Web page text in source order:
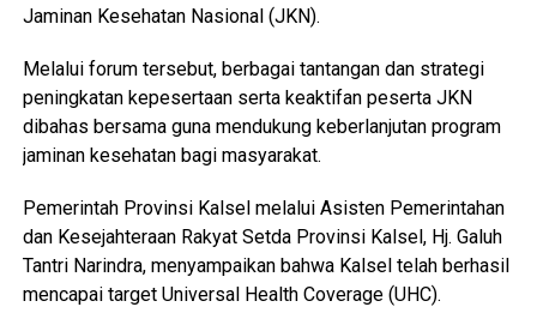
Jaminan Kesehatan Nasional (JKN).
Melalui forum tersebut, berbagai tantangan dan strategi
peningkatan kepesertaan serta keaktifan peserta JKN
dibahas bersama guna mendukung keberlanjutan program
jaminan kesehatan bagi masyarakat.
Pemerintah Provinsi Kalsel melalui Asisten Pemerintahan
dan Kesejahteraan Rakyat Setda Provinsi Kalsel, Hj. Galuh
Tantri Narindra, menyampaikan bahwa Kalsel telah berhasil
mencapai target Universal Health Coverage (UHC).